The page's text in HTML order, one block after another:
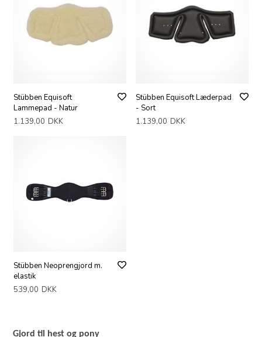
Stübben Equisoft
Lammepad - Natur
1.139,00 DKK
Stübben Equisoft Læderpad
- Sort
1.139,00 DKK
Stübben Neoprengjord m.
elastik
539,00 DKK
Gjord til hest og pony